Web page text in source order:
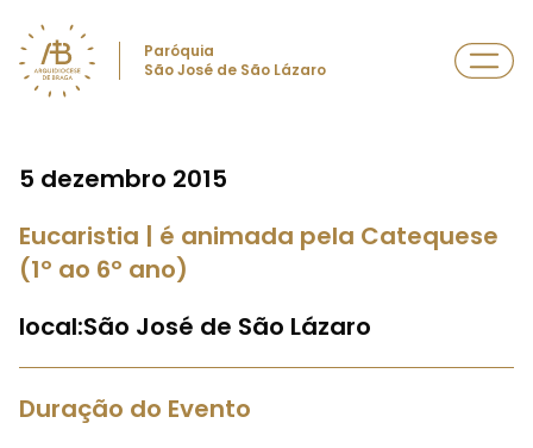
Paróquia
São José de São Lázaro
5 dezembro 2015
Eucaristia | é animada pela Catequese
(1º ao 6º ano)
local:São José de São Lázaro
Duração do Evento